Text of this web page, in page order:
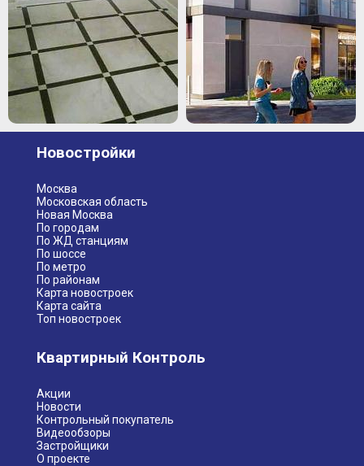
Новостройки
Москва
Московская область
Новая Москва
По городам
По ЖД станциям
По шоссе
По метро
По районам
Карта новостроек
Карта сайта
Топ новостроек
Квартирный Контроль
Акции
Новости
Контрольный покупатель
Видеообзоры
Застройщики
О проекте